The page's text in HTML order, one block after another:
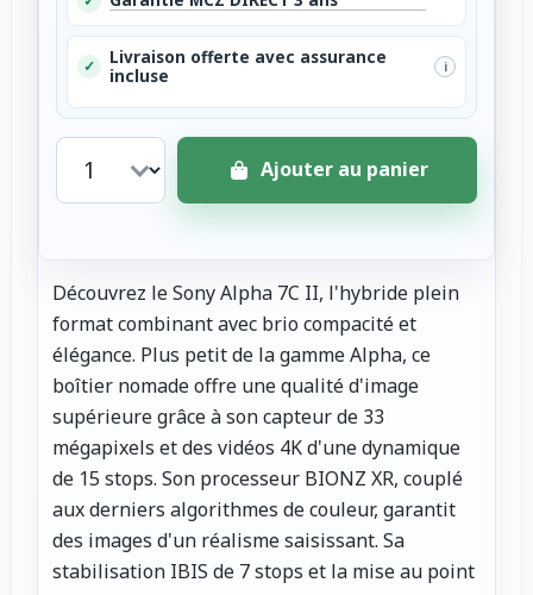
✓
Livraison offerte avec assurance
incluse
i
Ajouter au panier
Découvrez le Sony Alpha 7C II, l'hybride plein
format combinant avec brio compacité et
élégance. Plus petit de la gamme Alpha, ce
boîtier nomade offre une qualité d'image
supérieure grâce à son capteur de 33
mégapixels et des vidéos 4K d'une dynamique
de 15 stops. Son processeur BIONZ XR, couplé
aux derniers algorithmes de couleur, garantit
des images d'un réalisme saisissant. Sa
stabilisation IBIS de 7 stops et la mise au point